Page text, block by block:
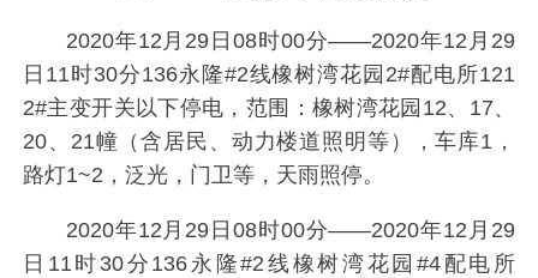
2020年12月29日08时00分——2020年12月29
日11时30分136永隆#2线橡树湾花园2#配电所121
2#主变开关以下停电，范围：橡树湾花园12、17、
20、21幢（含居民、动力楼道照明等），车库1，
路灯1~2，泛光，门卫等，天雨照停。
2020年12月29日08时00分——2020年12月29
日11时30分136永隆#2线橡树湾花园#4配电所